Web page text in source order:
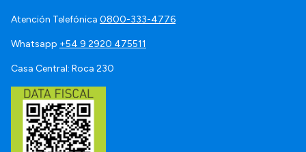
Atención Telefónica 0800-333-4776
Whatsapp +54 9 2920 475511
Casa Central: Roca 230